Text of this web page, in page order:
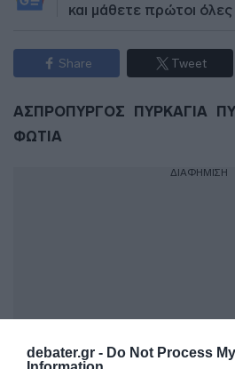
debater.gr - Do Not Process
και μάθετε πρώτοι όλες
Share Tweet
ΑΣΠΡΟΠΥΡΓΟΣ ΠΥΡΚΑΓΙΑ
ΦΩΤΙΑ
ΔΙΑΦΗΜΙΣΗ